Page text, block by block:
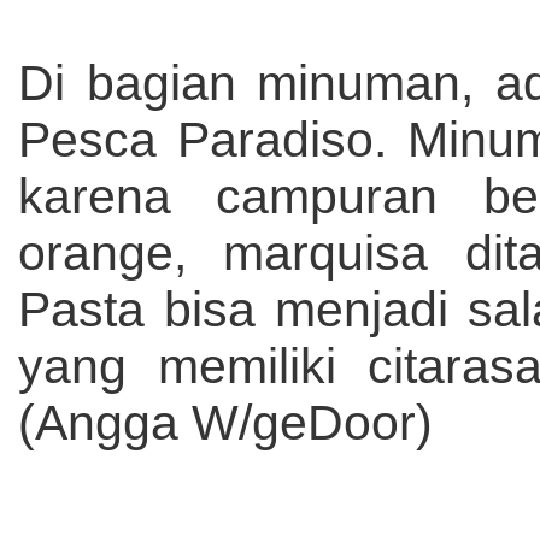
Di bagian minuman,
Pesca Paradiso.
karena campuran
orange, marquisa
Pasta bisa menjadi
yang memiliki
(Angga W/geDoor)